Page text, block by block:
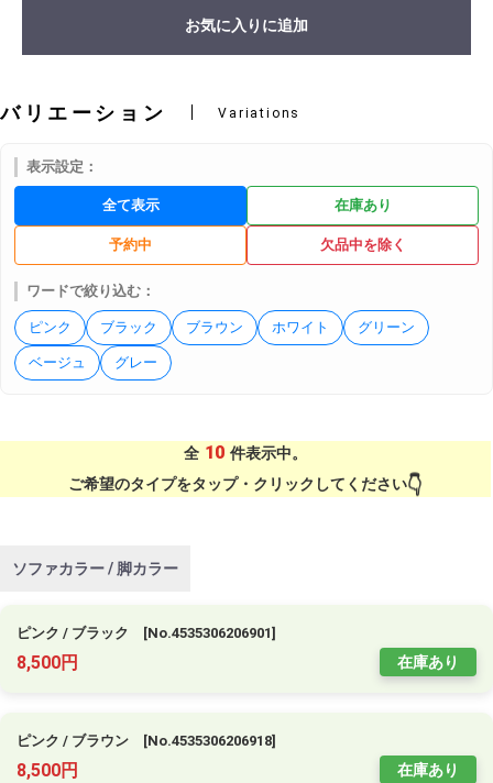
お気に入りに追加
バリエーション Variations
表示設定：
全て表示 在庫あり
予約中 欠品中を除く
ワードで絞り込む：
ピンク ブラック ブラウン ホワイト グリーン
ベージュ グレー
全 10 件表示中。
ご希望のタイプをタップ・クリックしてください
ソファカラー / 脚カラー
ピンク / ブラック [No.4535306206901]
8,500円 在庫あり
ピンク / ブラウン [No.4535306206918]
8,500円 在庫あり